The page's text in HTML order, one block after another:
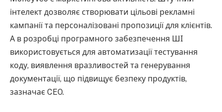
інтелект дозволяє створювати цільові рекламні
кампанії та персоналізовані пропозиції для клієнтів.
А в розробці програмного забезпечення ШІ
використовується для автоматизації тестування
коду, виявлення вразливостей та генерування
документації, що підвищує безпеку продуктів,
зазначає CEO.